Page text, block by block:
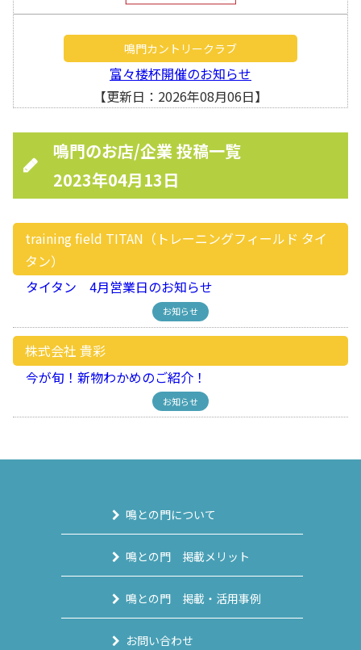
鳴門カントリークラブ
富々楼杯開催のお知らせ
【更新日：2026年08月06日】
鳴門のお店/企業 投稿一覧
2023年04月13日
training field TITAN（トレーニングフィールド タイ
タン）
タイタン 4月営業日のお知らせ
お知らせ
株式会社 貴彩
今が旬！新物わかめのご紹介！
お知らせ
鳴との門について
鳴との門 掲載メリット
鳴との門 掲載・活用事例
お問い合わせ